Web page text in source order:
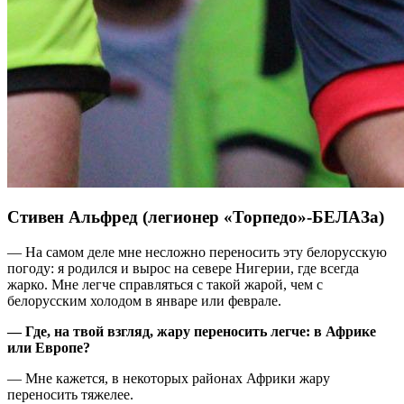
Стивен Альфред (легионер «Торпедо»-БЕЛАЗа)
— На самом деле мне несложно переносить эту белорусскую
погоду: я родился и вырос на севере Нигерии, где всегда
жарко. Мне легче справляться с такой жарой, чем с
белорусским холодом в январе или феврале.
— Где, на твой взгляд, жару переносить легче: в Африке
или Европе?
— Мне кажется, в некоторых районах Африки жару
переносить тяжелее.